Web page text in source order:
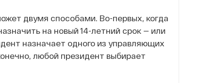
двумя способами. Во-первых, когда
на новый 14-летний срок — или
назначает одного из управляющих
любой президент выбирает